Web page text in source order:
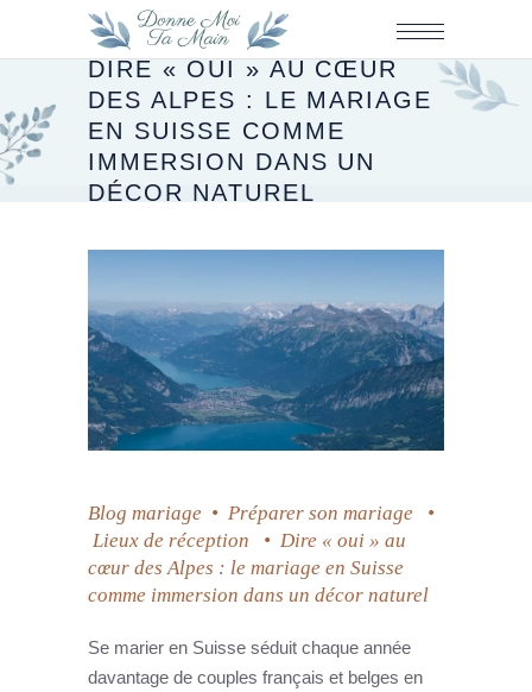
DIRE « OUI » AU CŒUR
DES ALPES : LE MARIAGE
EN SUISSE COMME
IMMERSION DANS UN
DÉCOR NATUREL
Blog mariage • Préparer son mariage
•
Lieux de réception
• Dire « oui » au
cœur des Alpes : le mariage en Suisse
comme immersion dans un décor naturel
Se marier en Suisse séduit chaque année
davantage de couples français et belges en